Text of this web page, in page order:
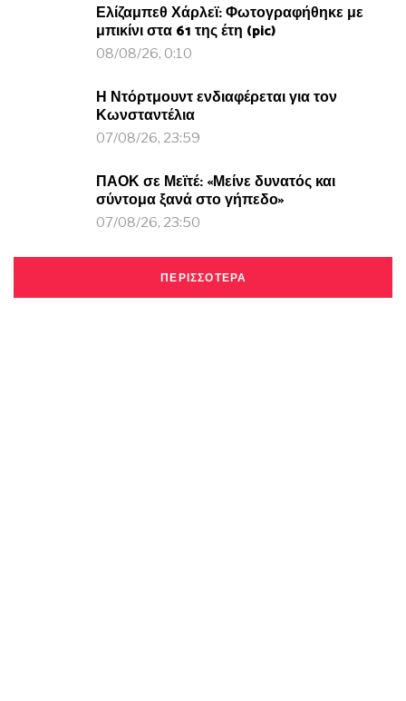
Ελίζαμπεθ Χάρλεϊ: Φωτογραφήθηκε με
μπικίνι στα 61 της έτη (pic)
08/08/26, 0:10
Η Ντόρτμουντ ενδιαφέρεται για τον
Κωνσταντέλια
07/08/26, 23:59
ΠΑΟΚ σε Μεϊτέ: «Μείνε δυνατός και
σύντομα ξανά στο γήπεδο»
07/08/26, 23:50
ΠΕΡΙΣΣΟΤΕΡΑ